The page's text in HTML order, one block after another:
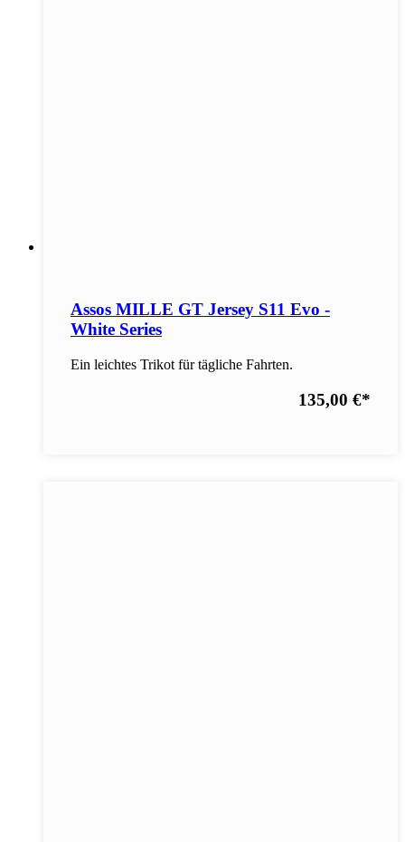
Assos MILLE GT Jersey S11 Evo -
White Series
Ein leichtes Trikot für tägliche Fahrten.
135,00 €*